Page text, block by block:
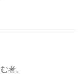
者。